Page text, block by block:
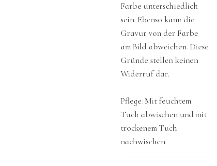
Farbe unterschiedlich
sein. Ebenso kann die
Gravur von der Farbe
am Bild abweichen. Diese
Gründe stellen keinen
Widerruf dar.
Pflege: Mit feuchtem
Tuch abwischen und mit
trockenem Tuch
nachwischen.